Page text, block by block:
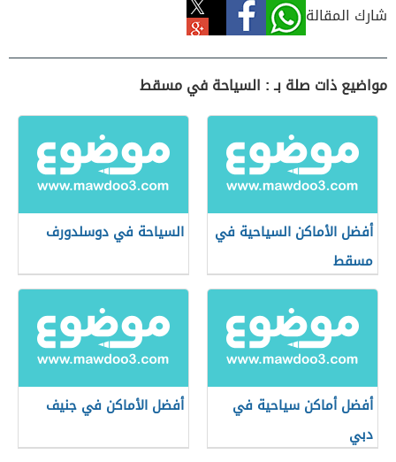
شارك المقالة
مواضيع ذات صلة بـ : السياحة في مسقط
أفضل الأماكن السياحية في
مسقط
السياحة في دوسلدورف
أفضل أماكن سياحية في
دبي
أفضل الأماكن في جنيف